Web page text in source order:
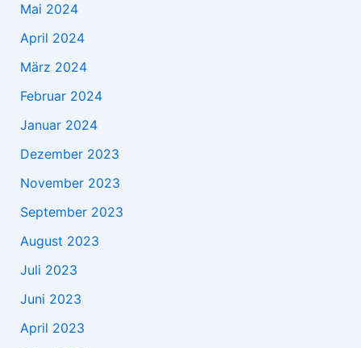
Mai 2024
April 2024
März 2024
Februar 2024
Januar 2024
Dezember 2023
November 2023
September 2023
August 2023
Juli 2023
Juni 2023
April 2023